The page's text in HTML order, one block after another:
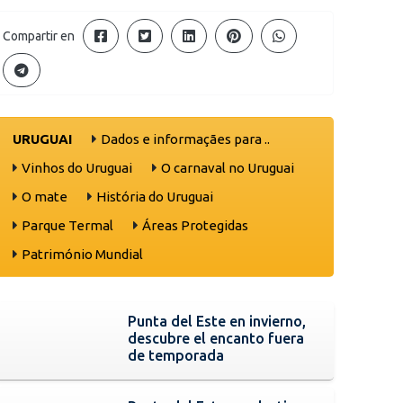
Compartir en
URUGUAI
Dados e informaçães para ..
Vinhos do Uruguai
O carnaval no Uruguai
O mate
História do Uruguai
Parque Termal
Áreas Protegidas
Património Mundial
Punta del Este en invierno,
descubre el encanto fuera
de temporada